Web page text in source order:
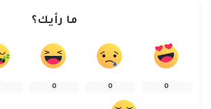
ما رأيك؟
0
0
0